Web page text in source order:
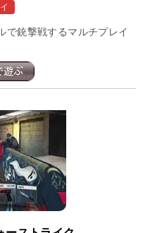
で銃撃戦するマルチプレイ